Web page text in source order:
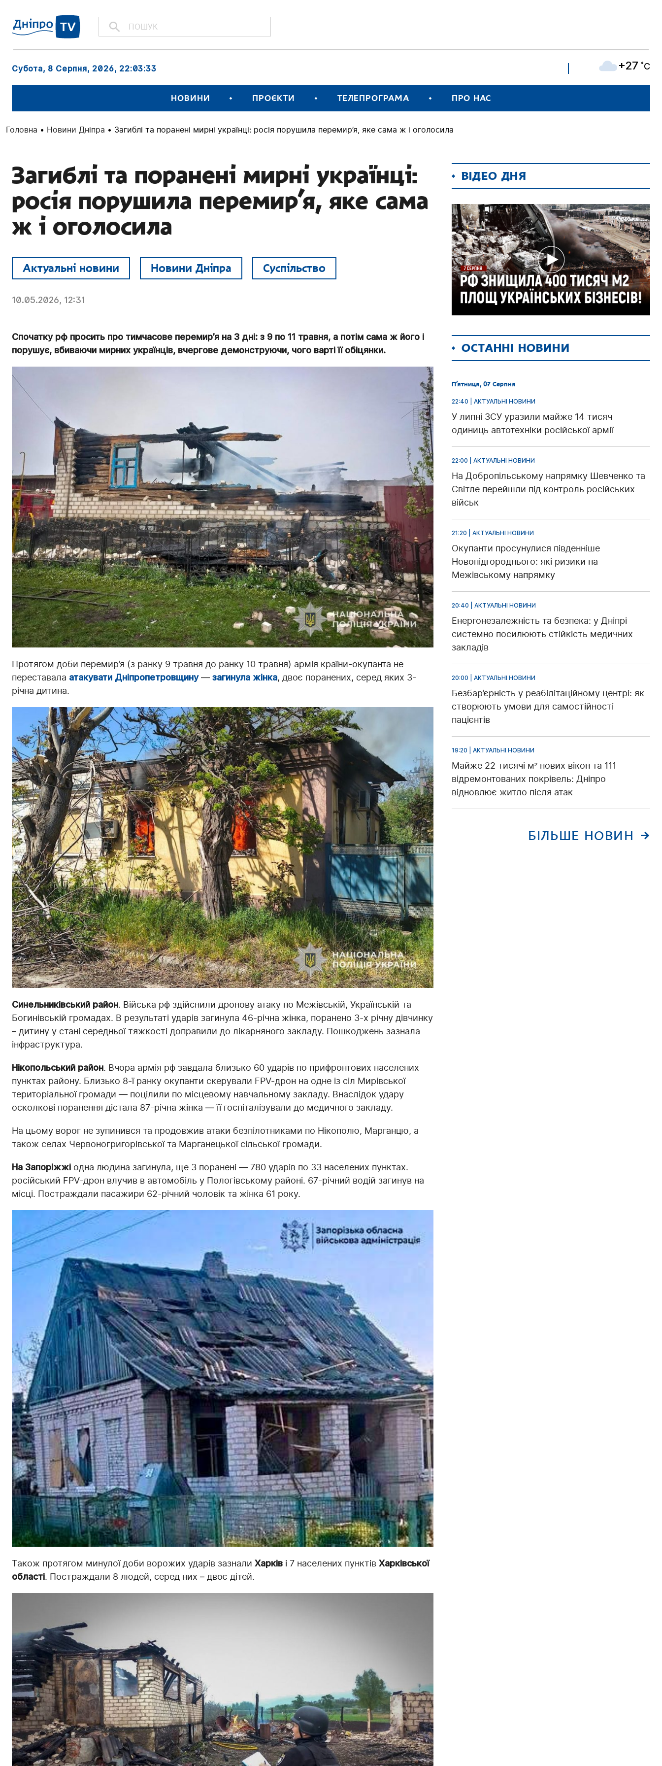
Субота, 8 Серпня, 2026, 22:03:35 +27 ˚C
НОВИНИ ПРОЄКТИ ТЕЛЕПРОГРАМА ПРО НАС
Головна • Новини Дніпра • Загиблі та поранені мирні українці: росія порушила перемир’я, яке сама ж і оголосила
Загиблі та поранені мирні українці:
росія порушила перемир’я, яке сама
ж і оголосила
Актуальні новини Новини Дніпра Суспільство
10.05.2026, 12:31
Спочатку рф просить про тимчасове перемир’я на 3 дні: з 9 по 11 травня, а потім сама ж його і
порушує, вбиваючи мирних українців, вчергове демонструючи, чого варті її обіцянки.
Протягом доби перемир’я (з ранку 9 травня до ранку 10 травня) армія країни-окупанта не
переставала атакувати Дніпропетровщину— загинула жінка, двоє поранених, серед яких 3-
річна дитина.
Синельниківський район. Війська рф здійснили дронову атаку по Межівській, Українській та
Богинівській громадах. В результаті ударів загинула 46-річна жінка, поранено 3-х річну дівчинку
– дитину у стані середньої тяжкості доправили до лікарняного закладу. Пошкоджень зазнала
інфраструктура.
Нікопольський район. Вчора армія рф завдала близько 60 ударів по прифронтових населених
пунктах району. Близько 8-ї ранку окупанти скерували FPV-дрон на одне із сіл Мирівської
територіальної громади — поцілили по місцевому навчальному закладу. Внаслідок удару
осколкові поранення дістала 87-річна жінка — її госпіталізували до медичного закладу.
На цьому ворог не зупинився та продовжив атаки безпілотниками по Нікополю, Марганцю, а
також селах Червоногригорівської та Марганецької сільської громади.
На Запоріжжі одна людина загинула, ще 3 поранені — 780 ударів по 33 населених пунктах.
російський FPV-дрон влучив в автомобіль у Пологівському районі. 67-річний водій загинув на
місці. Постраждали пасажири 62-річний чоловік та жінка 61 року.
Також протягом минулої доби ворожих ударів зазнали Харків і 7 населених пунктів Харківської
області. Постраждали 8 людей, серед них – двоє дітей.
ВІДЕО ДНЯ
ОСТАННІ НОВИНИ
П’ятниця, 07 Серпня
22:40 | АКТУАЛЬНІ НОВИНИ
У липні ЗСУ уразили майже 14 тисяч
одиниць автотехніки російської армії
22:00 | АКТУАЛЬНІ НОВИНИ
На Добропільському напрямку Шевченко та
Світле перейшли під контроль російських
військ
21:20 | АКТУАЛЬНІ НОВИНИ
Окупанти просунулися південніше
Новопідгороднього: які ризики на
Межівському напрямку
20:40 | АКТУАЛЬНІ НОВИНИ
Енергонезалежність та безпека: у Дніпрі
системно посилюють стійкість медичних
закладів
20:00 | АКТУАЛЬНІ НОВИНИ
Безбар’єрність у реабілітаційному центрі: як
створюють умови для самостійності
пацієнтів
19:20 | АКТУАЛЬНІ НОВИНИ
Майже 22 тисячі м² нових вікон та 111
відремонтованих покрівель: Дніпро
відновлює житло після атак
БІЛЬШЕ НОВИН